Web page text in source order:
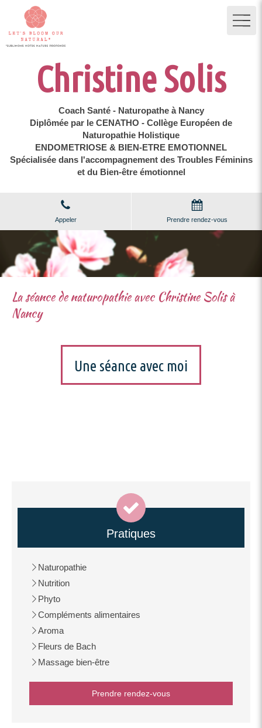
Christine Solis
Coach Santé - Naturopathe à Nancy
Diplômée par le CENATHO - Collège Européen de
Naturopathie Holistique
ENDOMETRIOSE & BIEN-ETRE EMOTIONNEL
Spécialisée dans l'accompagnement des Troubles Féminins
et du Bien-être émotionnel
Appeler Prendre rendez-vous
La séance de naturopathie avec Christine Solis à
Nancy
Une séance avec moi
Pratiques
Naturopathie
Nutrition
Phyto
Compléments alimentaires
Aroma
Fleurs de Bach
Massage bien-être
Prendre rendez-vous